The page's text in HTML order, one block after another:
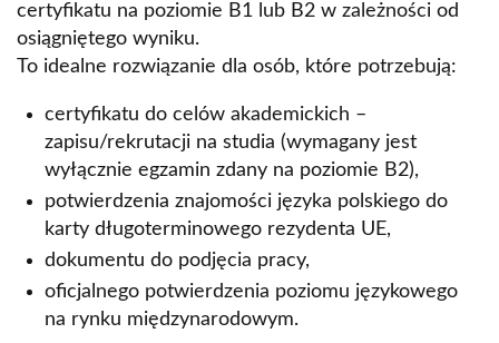
certyfikatu na poziomie B1 lub B2 w zależności od
osiągniętego wyniku.
To idealne rozwiązanie dla osób, które potrzebują:
certyfikatu do celów akademickich –
zapisu/rekrutacji na studia (wymagany jest
wyłącznie egzamin zdany na poziomie B2),
potwierdzenia znajomości języka polskiego do
karty długoterminowego rezydenta UE,
dokumentu do podjęcia pracy,
oficjalnego potwierdzenia poziomu językowego
na rynku międzynarodowym.